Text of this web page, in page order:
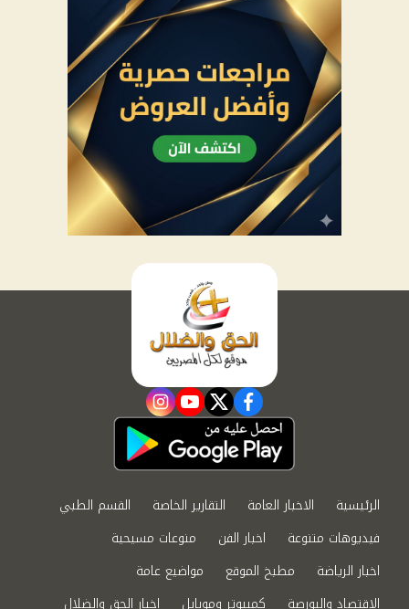
facebook
twitter
youtube
instagram
الرئيسية الاخبار العامة التقارير الخاصة
القسم الطبي
فيديوهات متنوعة
اخبار الفن
منوعات مسيحية
اخبار الرياضة
مطبخ الموقع
مواضيع عامة
الاقتصاد والبورصة
كمبيوتر وموبايل اخبار الحق والضلال